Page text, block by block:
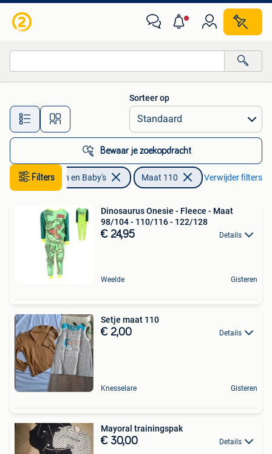
Alle afstanden…
Sorteer op
Bewaar je zoekopdracht
Filters
Kinderen en Baby's Maat 110 Verwijder filters
Dinosaurus Onesie - Fleece - Maat
98/104 - 110/116 - 122/128
€ 24,95 Details
Weelde Gisteren
Setje maat 110
€ 2,00 Details
Knesselare Gisteren
Mayoral trainingspak
€ 30,00 Details